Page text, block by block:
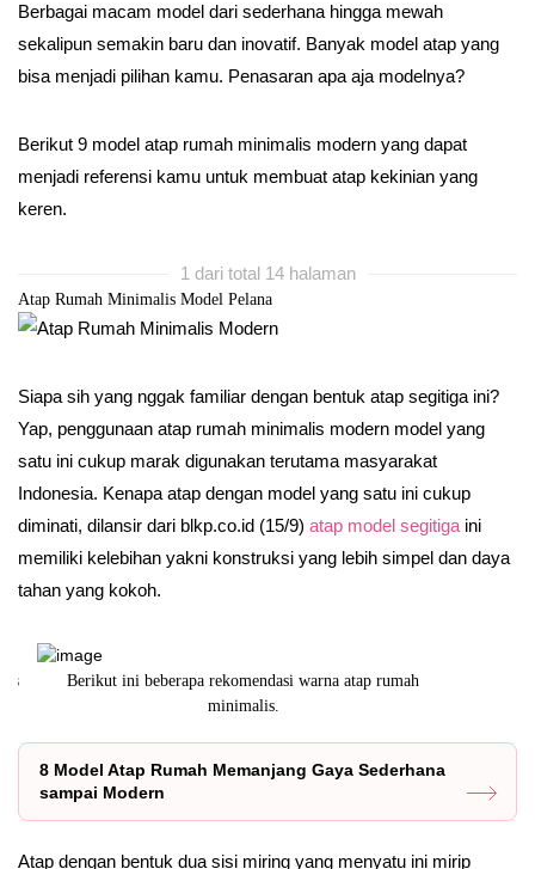
Berbagai macam model dari sederhana hingga mewah
sekalipun semakin baru dan inovatif. Banyak model atap yang
bisa menjadi pilihan kamu. Penasaran apa aja modelnya?
Berikut 9 model atap rumah minimalis modern yang dapat
menjadi referensi kamu untuk membuat atap kekinian yang
keren.
1 dari total 14 halaman
Atap Rumah Minimalis Model Pelana
Siapa sih yang nggak familiar dengan bentuk atap segitiga ini?
Yap, penggunaan atap rumah minimalis modern model yang
satu ini cukup marak digunakan terutama masyarakat
Indonesia. Kenapa atap dengan model yang satu ini cukup
diminati, dilansir dari blkp.co.id (15/9) atap model segitiga ini
memiliki kelebihan yakni konstruksi yang lebih simpel dan daya
tahan yang kokoh.
Berikut ini beberapa rekomendasi warna atap rumah
minimalis.
8 Model Atap Rumah Memanjang Gaya Sederhana
sampai Modern
Atap dengan bentuk dua sisi miring yang menyatu ini mirip